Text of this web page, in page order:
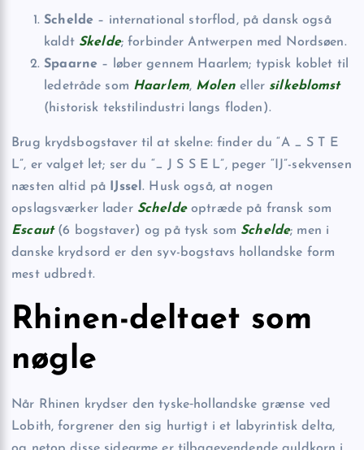
Schelde – international storflod, på dansk også
kaldt Skelde; forbinder Antwerpen med Nordsøen.
Spaarne – løber gennem Haarlem; typisk koblet til
ledetråde som Haarlem, Molen eller silkeblomst
(historisk tekstilindustri langs floden).
Brug krydsbogstaver til at skelne: finder du “A _ S T E
L”, er valget let; ser du “_ J S S E L”, peger “IJ”-sekvensen
næsten altid på
IJssel. Husk også, at nogen
opslagsværker lader Scheldeoptræde på fransk som
Escaut(6 bogstaver) og på tysk som Schelde; men i
danske krydsord er den syv-bogstavs hollandske form
mest udbredt.
Rhinen-deltaet som
nøgle
Når Rhinen krydser den tyske‐hollandske grænse ved
Lobith, forgrener den sig hurtigt i et labyrintisk delta,